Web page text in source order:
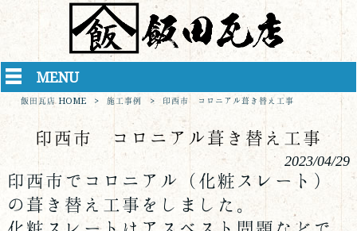
MENU
飯田瓦店 HOME > 施工事例 > 印西市 コロニアル葺き替え工事
印西市 コロニアル葺き替え工事
2023/04/29
印西市でコロニアル（化粧スレート）
の葺き替え工事をしました。